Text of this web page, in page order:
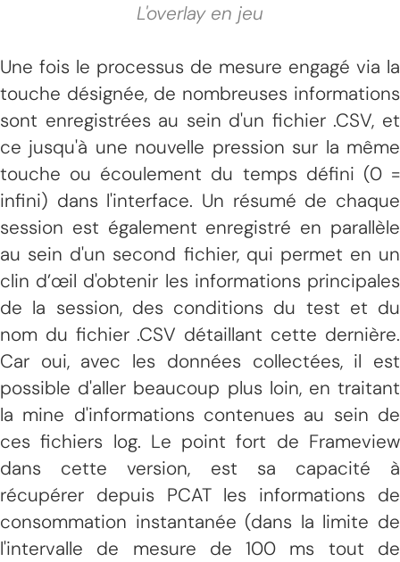
L'overlay en jeu
Une fois le processus de mesure engagé via la
touche désignée, de nombreuses informations
sont enregistrées au sein d'un fichier .CSV, et
ce jusqu'à une nouvelle pression sur la même
touche ou écoulement du temps défini (0 =
infini) dans l'interface. Un résumé de chaque
session est également enregistré en parallèle
au sein d'un second fichier, qui permet en un
clin d’œil d'obtenir les informations principales
de la session, des conditions du test et du
nom du fichier .CSV détaillant cette dernière.
Car oui, avec les données collectées, il est
possible d'aller beaucoup plus loin, en traitant
la mine d'informations contenues au sein de
ces fichiers log. Le point fort de Frameview
dans cette version, est sa capacité à
récupérer depuis PCAT les informations de
consommation instantanée (dans la limite de
l'intervalle de mesure de 100 ms tout de